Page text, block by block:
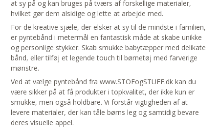
at sy på og kan bruges på tværs af forskellige materialer,
hvilket gør dem alsidige og lette at arbejde med.
For de kreative sjæle, der elsker at sy til de mindste i familien,
er pyntebånd i metermål en fantastisk måde at skabe unikke
og personlige stykker. Skab smukke babytæpper med delikate
bånd, eller tilføj et legende touch til børnetøj med farverige
mønstre.
Ved at vælge pyntebånd fra www.STOFogSTUFF.dk kan du
være sikker på at få produkter i topkvalitet, der ikke kun er
smukke, men også holdbare. Vi forstår vigtigheden af at
levere materialer, der kan tåle børns leg og samtidig bevare
deres visuelle appel.